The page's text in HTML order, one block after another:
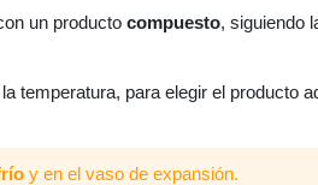
un producto compuesto, siguiendo
temperatura, para elegir el producto
y en el vaso de expansión.